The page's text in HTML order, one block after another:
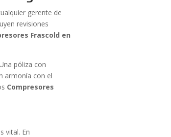
gerente de
revisiones
Frascold en
póliza con
armonía con el
Compresores
vital. En